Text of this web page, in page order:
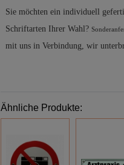
Sie möchten ein individuell
Schriftarten Ihrer Wahl?
mit uns in Verbindung, wir
Ähnliche Produkte: